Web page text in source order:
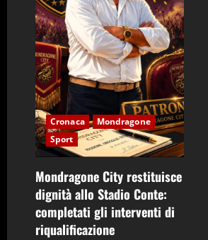
Cronaca
Mondragone
Sport
Mondragone City restituisce
dignità allo Stadio Conte:
completati gli interventi di
riqualificazione